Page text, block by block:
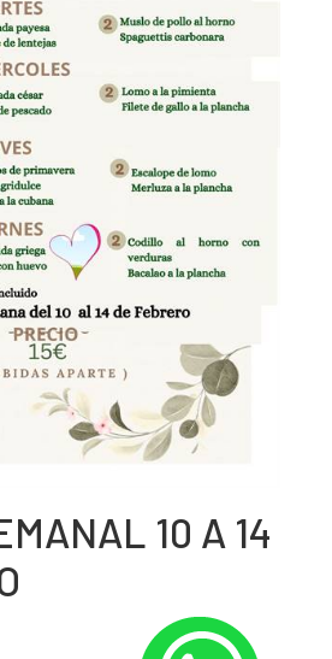
10 A 14